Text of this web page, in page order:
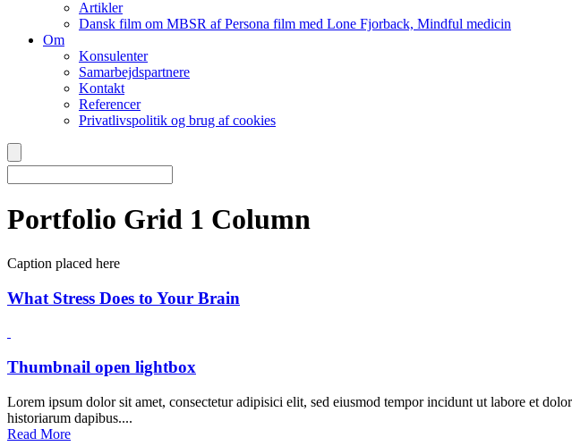
Artikler
Dansk film om MBSR af Persona film med Lone Fjorback, Mindful medicin
Om
Konsulenter
Samarbejdspartnere
Kontakt
Referencer
Privatlivspolitik og brug af cookies
Portfolio Grid 1 Column
Caption placed here
What Stress Does to Your Brain
Thumbnail open lightbox
Lorem ipsum dolor sit amet, consectetur adipisici elit, sed eiusmod tempor incidunt ut labore et
historiarum dapibus....
Read More